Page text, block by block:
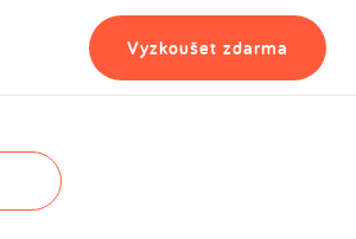
Vyzkoušet zdarma